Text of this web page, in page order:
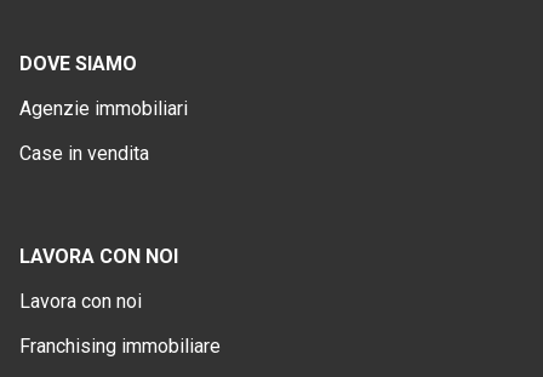
DOVE SIAMO
Agenzie immobiliari
Case in vendita
LAVORA CON NOI
Lavora con noi
Franchising immobiliare